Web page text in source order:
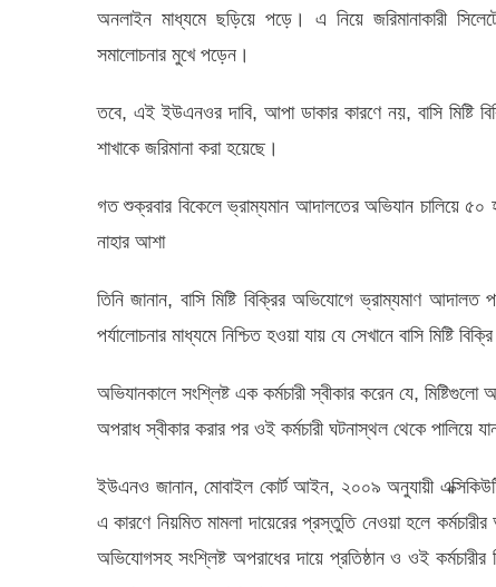
বনফুল
টাকা
অনলাইন মাধ্যমে ছড়িয়ে পড়ে। এ নিয়ে জরিমানাকারী
সমালোচনার মুখে পড়েন।
তবে, এই ইউএনওর দাবি, আপা ডাকার কারণে নয়, বাসি মিষ্টি
শাখাকে জরিমানা করা হয়েছে।
গত শুক্রবার বিকেলে ভ্রাম্যমান আদালতের অভিযান চালিয়ে ৫০
নাহার আশা
তিনি জানান, বাসি মিষ্টি বিক্রির অভিযোগে ভ্রাম্যমাণ
পর্যালোচনার মাধ্যমে নিশ্চিত হওয়া যায় যে সেখানে বাসি মিষ্টি
অভিযানকালে সংশ্লিষ্ট এক কর্মচারী স্বীকার করেন যে,
অপরাধ স্বীকার করার পর ওই কর্মচারী ঘটনাস্থল থেকে পালিয়ে
ইউএনও জানান, মোবাইল কোর্ট আইন, ২০০৯ অনুযায়ী
এ কারণে নিয়মিত মামলা দায়েরের প্রস্তুতি নেওয়া হলে
অভিযোগসহ সংশ্লিষ্ট অপরাধের দায়ে প্রতিষ্ঠান ও ওই